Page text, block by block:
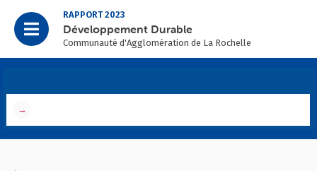
RAPPORT 2023
Développement Durable
Communauté d'Agglomération de La Rochelle
→